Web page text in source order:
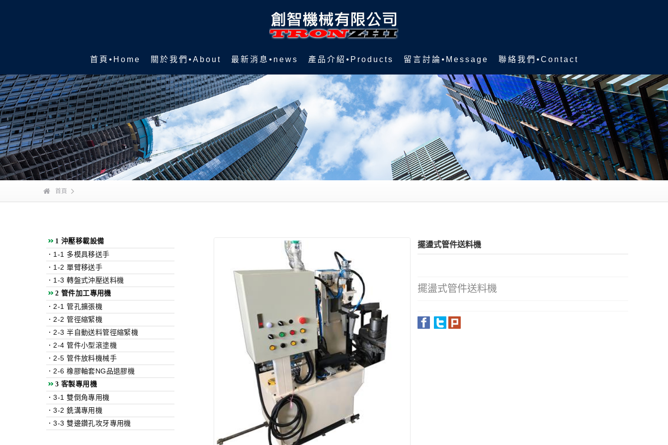
首頁⦁Home 關於我們⦁About 最新消息⦁news 產品介紹⦁Products 留言討論⦁Message 聯絡我們⦁Contact
首頁
1 沖壓移載設備
．1-1 多模具移送手
．1-2 單臂移送手
．1-3 轉盤式沖壓送料機
2 管件加工專用機
．2-1 管孔擴張機
．2-2 管徑縮緊機
．2-3 半自動送料管徑縮緊機
．2-4 管件小型滾塗機
．2-5 管件放料機械手
．2-6 橡膠軸套NG品退膠機
3 客製專用機
．3-1 雙倒角專用機
．3-2 銑溝專用機
．3-3 雙邊鑽孔攻牙專用機
擺盪式管件送料機
擺盪式管件送料機